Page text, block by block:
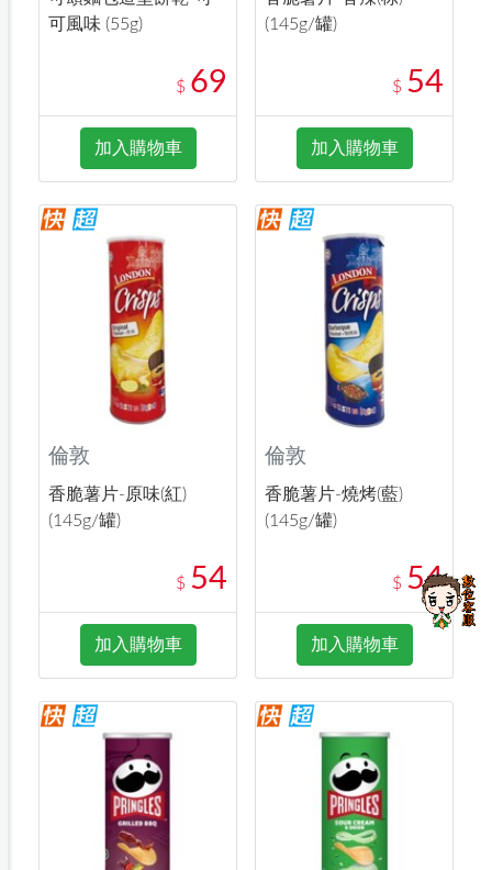
可風味 (55g)
$ 69
加入購物車
(145g/罐)
$ 54
加入購物車
倫敦
香脆薯片-原味(紅)
(145g/罐)
$ 54
加入購物車
倫敦
香脆薯片-燒烤(藍)
(145g/罐)
$ 54
加入購物車